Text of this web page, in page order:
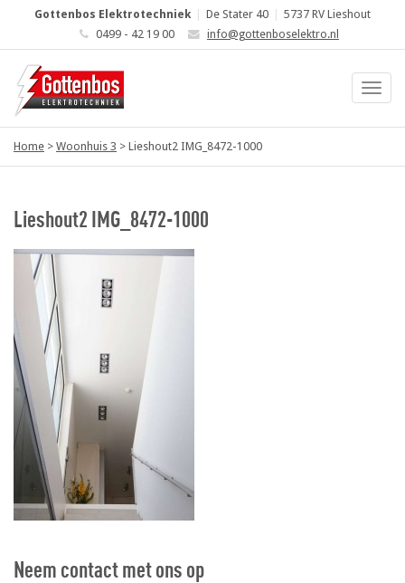
Gottenbos Elektrotechniek De Stater 40
5737 RV Lieshout
0499 - 42 19 00
info@gottenboselektro.nl
Home > Woonhuis 3 > Lieshout2 IMG_8472-1000
Lieshout2 IMG_8472-1000
Neem contact met ons op